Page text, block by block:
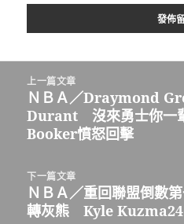
上一篇文章
上
一
篇
章:
ＮＢＡ／Draymond
Durant 沒來勇士你一
Booker憤怒回擊
下一篇文章
下
一
ＮＢＡ／重回聯盟倒數
轉灰熊 Kyle